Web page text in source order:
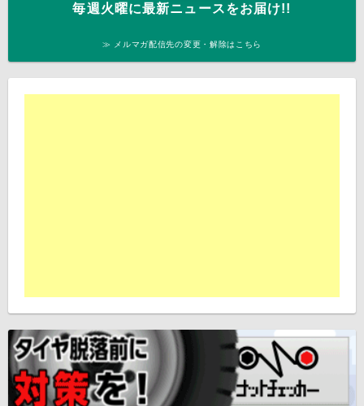
毎週火曜に最新ニュースをお届け!!
≫ メルマガ配信先の変更・解除はこちら